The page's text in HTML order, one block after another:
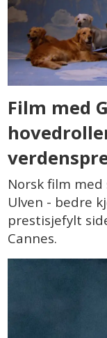
Film med
Norsk film
Ulven - bedre
prestisjefylt
Cannes.